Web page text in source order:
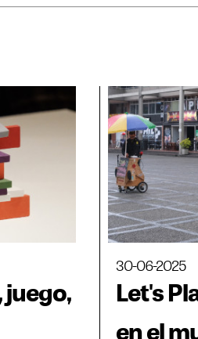
juego,
30-06-2025
Let's
en el